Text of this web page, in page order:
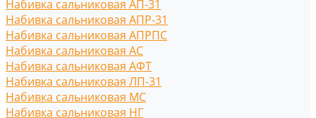
Набивка сальниковая АП-31
Набивка сальниковая АПР-31
Набивка сальниковая АПРПС
Набивка сальниковая АС
Набивка сальниковая АФТ
Набивка сальниковая ЛП-31
Набивка сальниковая МС
Набивка сальниковая НГ